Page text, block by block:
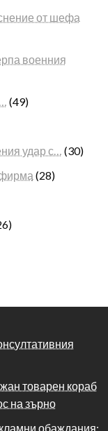
от шефа
военния
(49)
удар с… (30)
(28)
товарен кораб
на зърно
обаждания: